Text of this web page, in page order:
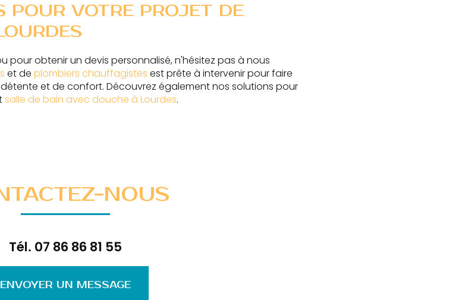
POUR VOTRE PROJET DE
pour obtenir un devis personnalisé, n'hésitez pas à nous
et de plombiers chauffagistes est prête à intervenir pour faire
et de confort. Découvrez également nos solutions pour
salle de bain avec douche à Lourdes.
NOUS
Tél. 07 86 86 81 55
ENVOYER UN MESSAGE